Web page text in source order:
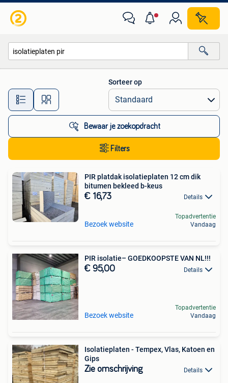
Alle afstanden…
Sorteer op
Bewaar je zoekopdracht
Filters
PIR platdak isolatieplaten 12 cm dik
bitumen bekleed b-keus
€ 16,73 Details
Bezoek website
Topadvertentie
Vandaag
PIR isolatie– GOEDKOOPSTE VAN NL!!!
€ 95,00 Details
Bezoek website
Topadvertentie
Vandaag
Isolatieplaten - Tempex, Vlas, Katoen en
Gips
Zie omschrijving Details